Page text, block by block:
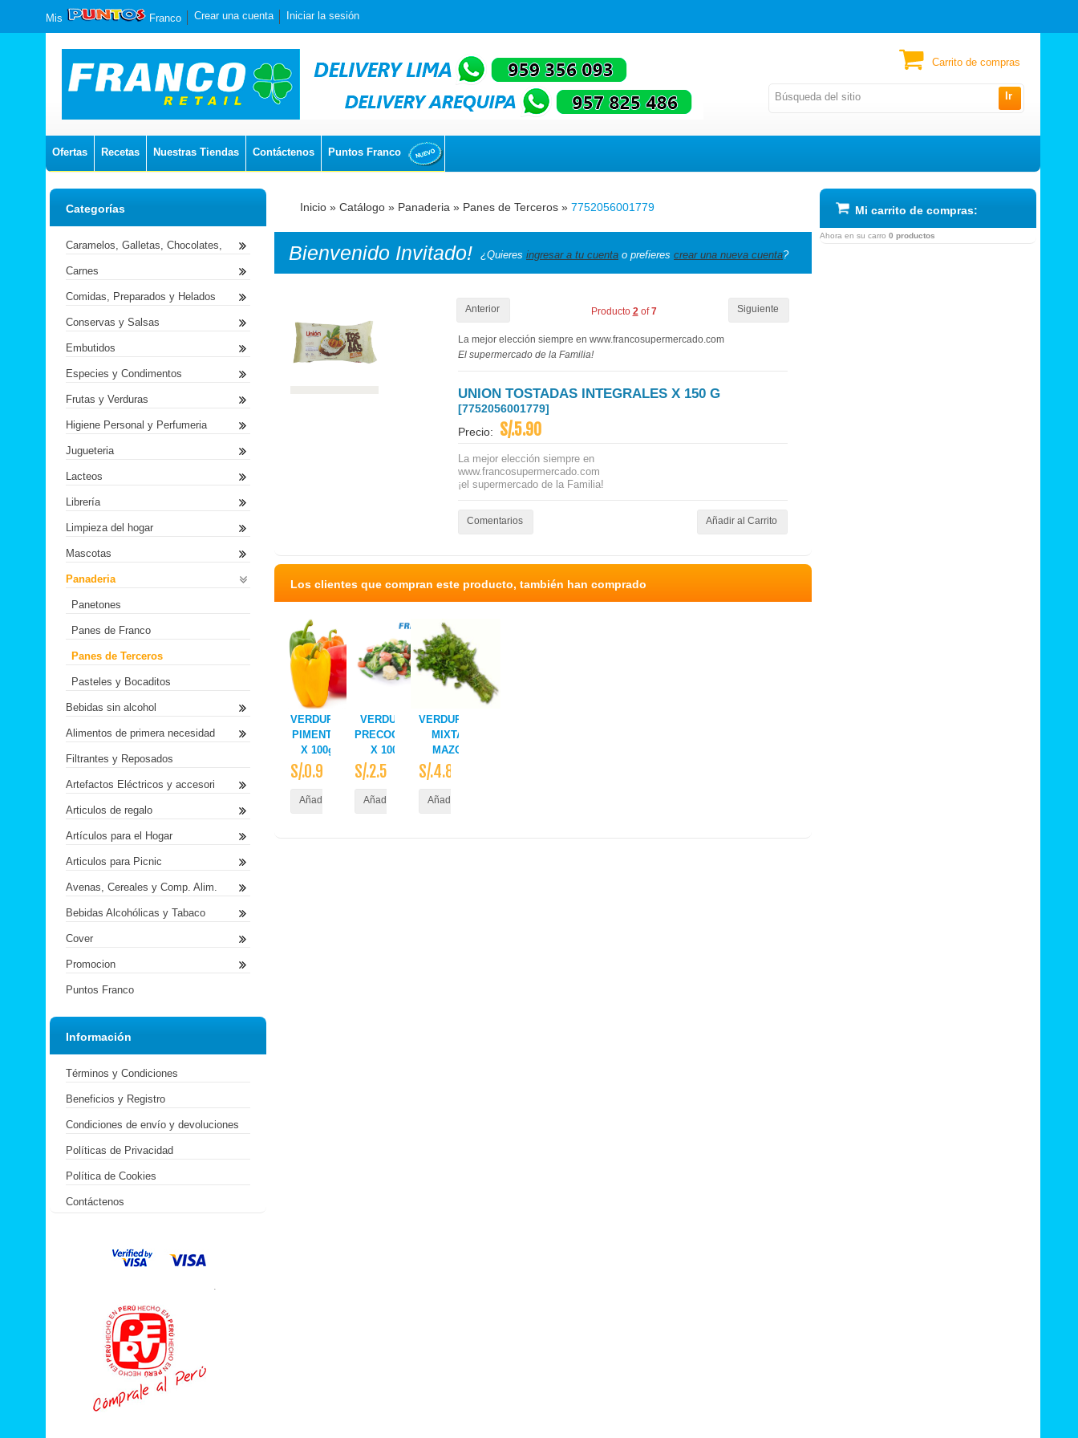
Ir
Mis Franco Crear una cuenta Iniciar la sesión
Ofertas Recetas Nuestras Tiendas Contáctenos Puntos Franco
Carrito de compras
Inicio » Catálogo » Panaderia » Panes de Terceros » 7752056001779
Bienvenido Invitado! ¿Quieres ingresar a tu cuenta o prefieres crear una nueva cuenta?
Anterior Siguiente
Producto 2 of7
La mejor elección siempre en www.francosupermercado.com
El supermercado de la Familia!
UNION TOSTADAS INTEGRALES X 150 G
[7752056001779]
Precio: S/.5.90
La mejor elección siempre en
www.francosupermercado.com
¡el supermercado de la Familia!
Comentarios Añadir al Carrito
Los clientes que compran este producto, también han comprado
VERDURAS
PIMENTON
X 100gr
S/.0.92
Añadir al Carrito
VERDURAS
PRECOCIDAS
X 100gr
S/.2.50
Añadir al Carrito
VERDURAS
MIXTA
MAZO
S/.4.80
Añadir al Carrito
Categorías
Caramelos, Galletas, Chocolates,
Carnes
Comidas, Preparados y Helados
Conservas y Salsas
Embutidos
Especies y Condimentos
Frutas y Verduras
Higiene Personal y Perfumeria
Jugueteria
Lacteos
Librería
Limpieza del hogar
Mascotas
Panaderia
Panetones
Panes de Franco
Panes de Terceros
Pasteles y Bocaditos
Bebidas sin alcohol
Alimentos de primera necesidad
Filtrantes y Reposados
Artefactos Eléctricos y accesori
Articulos de regalo
Artículos para el Hogar
Articulos para Picnic
Avenas, Cereales y Comp. Alim.
Bebidas Alcohólicas y Tabaco
Cover
Promocion
Puntos Franco
Información
Términos y Condiciones
Beneficios y Registro
Condiciones de envío y devoluciones
Políticas de Privacidad
Política de Cookies
Contáctenos
.
Mi carrito de compras:
Ahora en su carro 0 productos